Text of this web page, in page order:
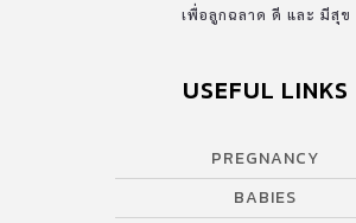
เพื่อลูกฉลาด ดี และ มีสุข
USEFUL LINKS
PREGNANCY
BABIES